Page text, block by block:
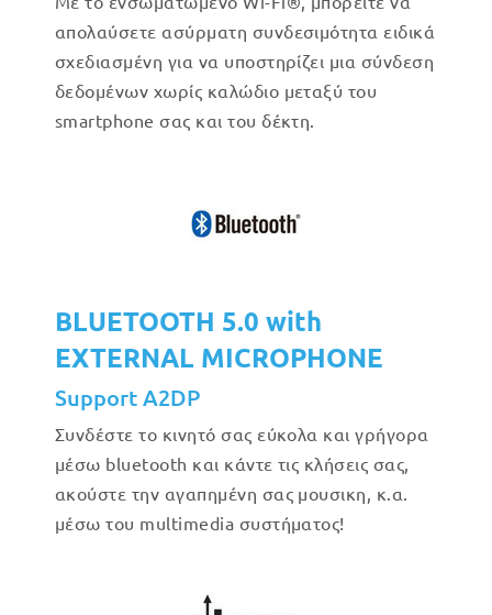
απολαύσετε ασύρματη συνδεσιμότητα ειδικά
σχεδιασμένη για να υποστηρίζει μια σύνδεση
δεδομένων χωρίς καλώδιο μεταξύ του
smartphone σας και του δέκτη.
BLUETOOTH 5.0 with
EXTERNAL MICROPHONE
Support A2DP
Συνδέστε το κινητό σας εύκολα και γρήγορα
μέσω bluetooth και κάντε τις κλήσεις σας,
ακούστε την αγαπημένη σας μουσικη, κ.α.
μέσω του multimedia συστήματος!